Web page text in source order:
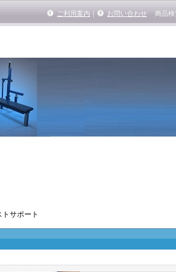
ご利用案内 ｜ お問い合わせ 商品検
トサポート